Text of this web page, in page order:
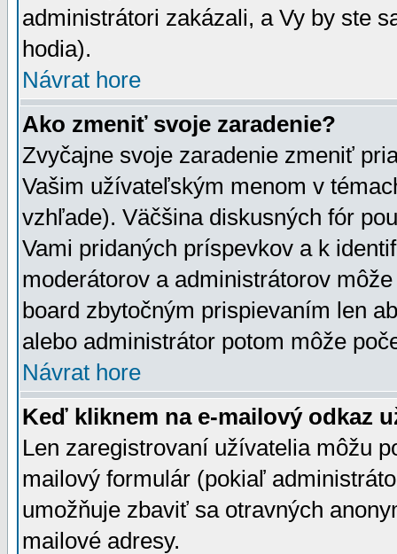
administrátori zakázali, a Vy by ste
hodia).
Návrat hore
Ako zmeniť svoje zaradenie?
Zvyčajne svoje zaradenie zmeniť
Vašim užívateľským menom v
vzhľade). Väčšina diskusných fór
Vami pridaných príspevkov a k
moderátorov a administrátorov
board zbytočným prispievaním len
alebo administrátor potom môže
Návrat hore
Keď kliknem na e-mailový odkaz
Len zaregistrovaní užívatelia môžu
mailový formulár (pokiaľ
umožňuje zbaviť sa otravných
mailové adresy.